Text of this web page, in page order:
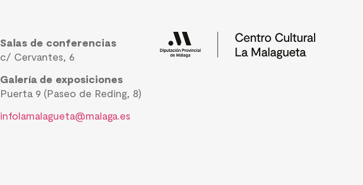
Salas de conferencias
c/ Cervantes, 6
Galería de exposiciones
Puerta 9 (Paseo de Reding, 8)
infolamalagueta@malaga.es